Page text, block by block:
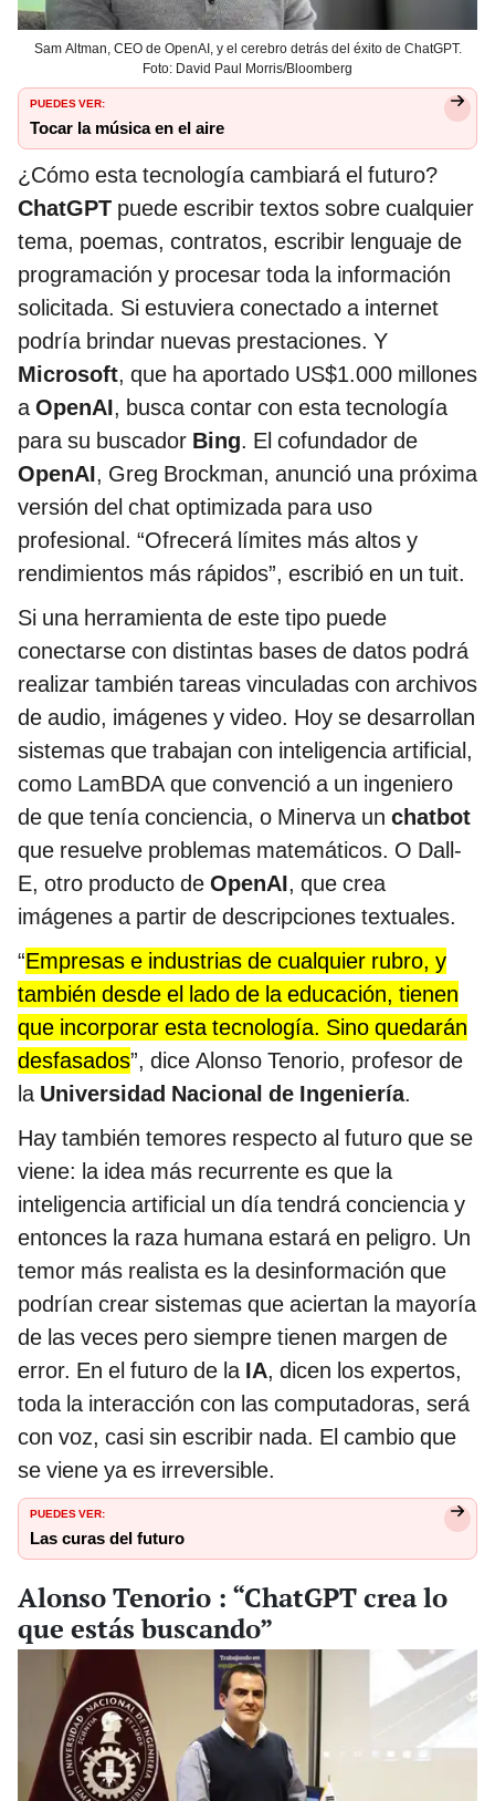
Sam Altman, CEO de OpenAI, y el cerebro detrás del éxito de ChatGPT.
Foto: David Paul Morris/Bloomberg
PUEDES VER:
Tocar la música en el aire
¿Cómo esta tecnología cambiará el futuro?
ChatGPT puede escribir textos sobre cualquier
tema, poemas, contratos, escribir lenguaje de
programación y procesar toda la información
solicitada. Si estuviera conectado a internet
podría brindar nuevas prestaciones. Y
Microsoft, que ha aportado US$1.000 millones
a OpenAI, busca contar con esta tecnología
para su buscador Bing. El cofundador de
OpenAI, Greg Brockman, anunció una próxima
versión del chat optimizada para uso
profesional. “Ofrecerá límites más altos y
rendimientos más rápidos”, escribió en un tuit.
Si una herramienta de este tipo puede
conectarse con distintas bases de datos podrá
realizar también tareas vinculadas con archivos
de audio, imágenes y video. Hoy se desarrollan
sistemas que trabajan con inteligencia artificial,
como LamBDA que convenció a un ingeniero
de que tenía conciencia, o Minerva un chatbot
que resuelve problemas matemáticos. O Dall-
E, otro producto de OpenAI, que crea
imágenes a partir de descripciones textuales.
“Empresas e industrias de cualquier rubro, y
también desde el lado de la educación, tienen
que incorporar esta tecnología. Sino quedarán
desfasados”, dice Alonso Tenorio, profesor de
la Universidad Nacional de Ingeniería.
Hay también temores respecto al futuro que se
viene: la idea más recurrente es que la
inteligencia artificial un día tendrá conciencia y
entonces la raza humana estará en peligro. Un
temor más realista es la desinformación que
podrían crear sistemas que aciertan la mayoría
de las veces pero siempre tienen margen de
error. En el futuro de la IA, dicen los expertos,
toda la interacción con las computadoras, será
con voz, casi sin escribir nada. El cambio que
se viene ya es irreversible.
PUEDES VER:
Las curas del futuro
Alonso Tenorio : “ChatGPT crea lo
que estás buscando”